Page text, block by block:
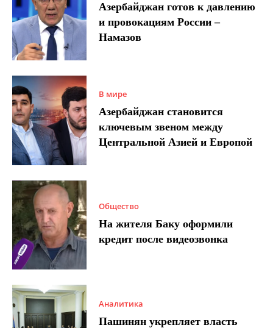
Азербайджан готов к давлению
и провокациям России –
Намазов
В мире
Азербайджан становится
ключевым звеном между
Центральной Азией и Европой
Общество
На жителя Баку оформили
кредит после видеозвонка
Аналитика
Пашинян укрепляет власть